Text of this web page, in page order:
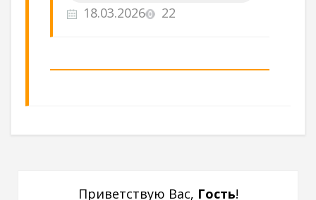
18.03.2026 22
Приветствую Вас, Гость!